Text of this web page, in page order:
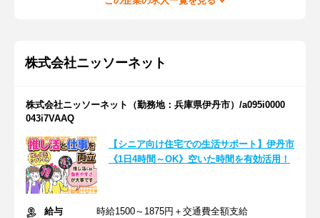
株式会社ニッソーネット
株式会社ニッソーネット（勤務地：兵庫県伊丹市）/a095i0000
043i7VAAQ
【シニア向け住宅での生活サポート】伊丹市
《1日4時間～OK》空いた時間を有効活用！
給与
時給1500～1875円＋交通費全額支給